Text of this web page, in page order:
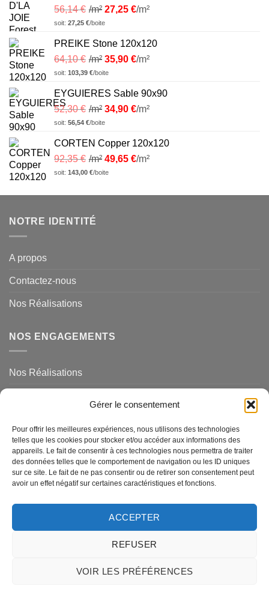
Gérer le consentement
Pour offrir les meilleures expériences, nous utilisons des technologies
telles que les cookies pour stocker et/ou accéder aux informations des
appareils. Le fait de consentir à ces technologies nous permettra de traiter
des données telles que le comportement de navigation ou les ID uniques
sur ce site. Le fait de ne pas consentir ou de retirer son consentement peut
avoir un effet négatif sur certaines caractéristiques et fonctions.
ACCEPTER
REFUSER
VOIR LES PRÉFÉRENCES
56,14€ /m² 27,25 €/m²
soit: 27,25 €/boite
PREIKE Stone 120x120
64,10€ /m² 35,90 €/m²
soit: 103,39 €/boite
EYGUIERES Sable 90x90
52,30€ /m² 34,90 €/m²
soit: 56,54 €/boite
CORTEN Copper 120x120
92,35€ /m² 49,65 €/m²
soit: 143,00 €/boite
NOTRE IDENTITÉ
A propos
Contactez-nous
Nos Réalisations
NOS ENGAGEMENTS
Nos Réalisations
NOS SERVICES
Magasins de Ravel
Questions Fréquemments Posées
Express
Electron